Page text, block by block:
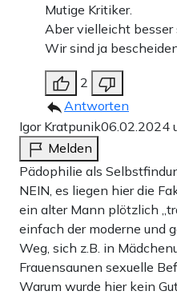
Mutige Kritiker.
Aber vielleicht besser
Wir sind ja
2
Antworten
Igor Kratpunik06.02.2024
Melden
Pädophilie als
NEIN, es liegen hier die
ein alter Mann plötzlich
einfach der moderne und
Weg, sich z.B. in
Frauensaunen sexuelle
Warum wurde hier kein